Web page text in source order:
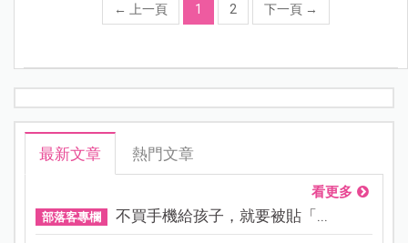
← 上一頁 1 2 下一頁 →
最新文章 熱門文章
看更多
部落客專欄 不買手機給孩子，就要被貼「...